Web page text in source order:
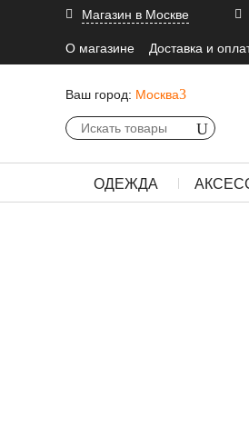
Магазин в Москве
О магазине Доставка и
Ваш город: Москва
ОДЕЖДА